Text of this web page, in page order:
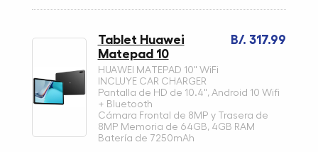
B/. 317.99
Tablet Huawei
Matepad 10
HUAWEI MATEPAD 10" WiFi
INCLUYE CAR CHARGER
Pantalla de HD de 10.4", Android 10 Wifi
+ Bluetooth
Cámara Frontal de 8MP y Trasera de
8MP Memoria de 64GB, 4GB RAM
Batería de 7250mAh